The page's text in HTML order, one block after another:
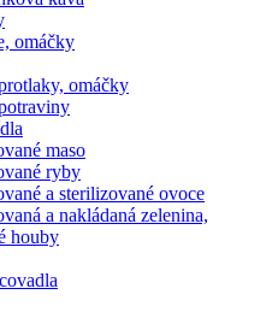
omáčky
omáčky
maso
ryby
a sterilizované ovoce
a nakládaná zelenina,
houby